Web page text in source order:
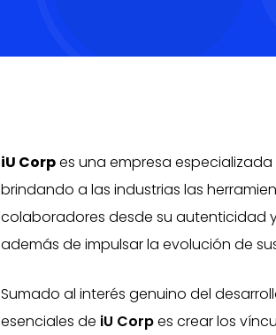
iU Corpes una empresa
brindando a las industrias las
colaboradores desde su autenticidad
además de impulsar la evolución de
Sumado al interés genuino del
esenciales de iU Corpes crear los